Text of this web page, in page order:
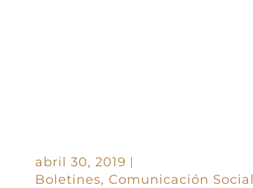
abril 30, 2019
Boletines, Comunicación Social